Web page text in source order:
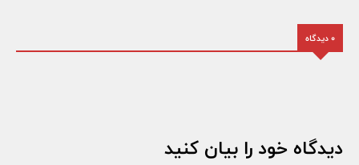
0 دیدگاه
دیدگاه خود را بیان کنید